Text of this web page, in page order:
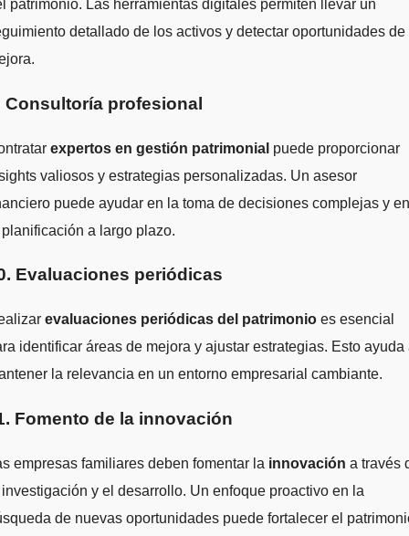
patrimonio. Las herramientas digitales permiten llevar un
detallado de los activos y detectar oportunidades de
Consultoría profesional
expertos en gestión patrimonial puede proporcionar
valiosos y estrategias personalizadas. Un asesor
puede ayudar en la toma de decisiones complejas y en
a largo plazo.
Evaluaciones periódicas
evaluaciones periódicas del patrimonio es esencial
identificar áreas de mejora y ajustar estrategias. Esto ayuda
la relevancia en un entorno empresarial cambiante.
Fomento de la innovación
empresas familiares deben fomentar la innovación a través
y el desarrollo. Un enfoque proactivo en la
de nuevas oportunidades puede fortalecer el